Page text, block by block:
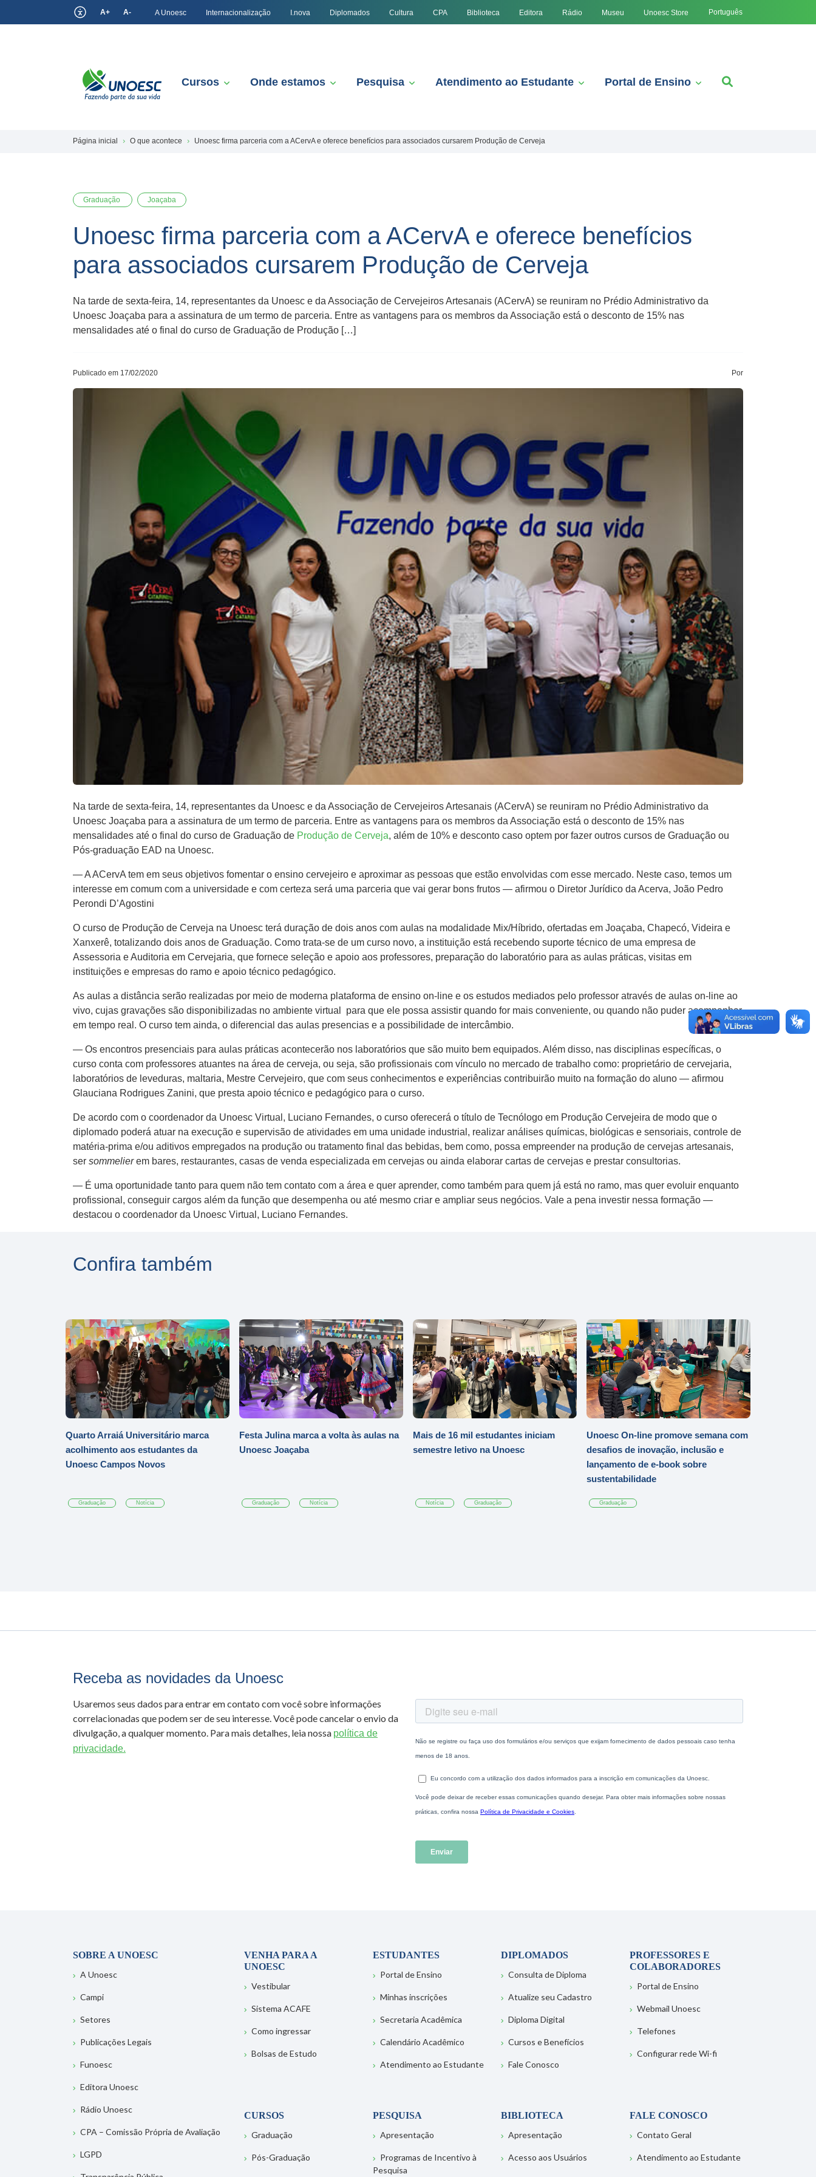
A+ A- A Unoesc Internacionalização I.nova Diplomados Cultura CPA Biblioteca Editora Rádio Museu Unoesc Store Português
Cursos Onde estamos Pesquisa Atendimento ao Estudante Portal de Ensino
Página inicial O que acontece Unoesc firma parceria com a ACervA e oferece benefícios para associados cursarem Produção de Cerveja
Graduação Joaçaba
Unoesc firma parceria com a ACervA e oferece benefícios
para associados cursarem Produção de Cerveja
Na tarde de sexta-feira, 14, representantes da Unoesc e da Associação de Cervejeiros Artesanais (ACervA) se reuniram no Prédio Administrativo da
Unoesc Joaçaba para a assinatura de um termo de parceria. Entre as vantagens para os membros da Associação está o desconto de 15% nas
mensalidades até o final do curso de Graduação de Produção […]
Publicado em 17/02/2020 Por
Na tarde de sexta-feira, 14, representantes da Unoesc e da Associação de Cervejeiros Artesanais (ACervA) se reuniram no Prédio Administrativo da
Unoesc Joaçaba para a assinatura de um termo de parceria. Entre as vantagens para os membros da Associação está o desconto de 15% nas
mensalidades até o final do curso de Graduação de Produção de Cerveja, além de 10% e desconto caso optem por fazer outros cursos de Graduação ou
Pós-graduação EAD na Unoesc.
— A ACervA tem em seus objetivos fomentar o ensino cervejeiro e aproximar as pessoas que estão envolvidas com esse mercado. Neste caso, temos um
interesse em comum com a universidade e com certeza será uma parceria que vai gerar bons frutos — afirmou o Diretor Jurídico da Acerva, João Pedro
Perondi D’Agostini
O curso de Produção de Cerveja na Unoesc terá duração de dois anos com aulas na modalidade Mix/Híbrido, ofertadas em Joaçaba, Chapecó, Videira e
Xanxerê, totalizando dois anos de Graduação. Como trata-se de um curso novo, a instituição está recebendo suporte técnico de uma empresa de
Assessoria e Auditoria em Cervejaria, que fornece seleção e apoio aos professores, preparação do laboratório para as aulas práticas, visitas em
instituições e empresas do ramo e apoio técnico pedagógico.
As aulas a distância serão realizadas por meio de moderna plataforma de ensino on-line e os estudos mediados pelo professor através de aulas on-line ao
vivo, cujas gravações são disponibilizadas no ambiente virtual para que ele possa assistir quando for mais conveniente, ou quando não puder acompanhar
em tempo real. O curso tem ainda, o diferencial das aulas presencias e a possibilidade de intercâmbio.
— Os encontros presenciais para aulas práticas acontecerão nos laboratórios que são muito bem equipados. Além disso, nas disciplinas específicas, o
curso conta com professores atuantes na área de cerveja, ou seja, são profissionais com vínculo no mercado de trabalho como: proprietário de cervejaria,
laboratórios de leveduras, maltaria, Mestre Cervejeiro, que com seus conhecimentos e experiências contribuirão muito na formação do aluno — afirmou
Glauciana Rodrigues Zanini, que presta apoio técnico e pedagógico para o curso.
De acordo com o coordenador da Unoesc Virtual, Luciano Fernandes, o curso oferecerá o título de Tecnólogo em Produção Cervejeira de modo que o
diplomado poderá atuar na execução e supervisão de atividades em uma unidade industrial, realizar análises químicas, biológicas e sensoriais, controle de
matéria-prima e/ou aditivos empregados na produção ou tratamento final das bebidas, bem como, possa empreender na produção de cervejas artesanais,
ser sommelierem bares, restaurantes, casas de venda especializada em cervejas ou ainda elaborar cartas de cervejas e prestar consultorias.
— É uma oportunidade tanto para quem não tem contato com a área e quer aprender, como também para quem já está no ramo, mas quer evoluir enquanto
profissional, conseguir cargos além da função que desempenha ou até mesmo criar e ampliar seus negócios. Vale a pena investir nessa formação —
destacou o coordenador da Unoesc Virtual, Luciano Fernandes.
Confira também
Quarto Arraiá Universitário marca
acolhimento aos estudantes da
Unoesc Campos Novos
Graduação Notícia
Festa Julina marca a volta às aulas na
Unoesc Joaçaba
Graduação Notícia
Mais de 16 mil estudantes iniciam
semestre letivo na Unoesc
Notícia Graduação
Unoesc On-line promove semana com
desafios de inovação, inclusão e
lançamento de e-book sobre
sustentabilidade
Graduação
Receba as novidades da Unoesc
Usaremos seus dados para entrar em contato com você sobre informações
correlacionadas que podem ser de seu interesse. Você pode cancelar o envio da
divulgação, a qualquer momento. Para mais detalhes, leia nossa política de
privacidade.
SOBRE A UNOESC
A Unoesc
Campi
Setores
Publicações Legais
Funoesc
Editora Unoesc
Rádio Unoesc
CPA – Comissão Própria de Avaliação
LGPD
VENHA PARA A
UNOESC
Vestibular
Sistema ACAFE
Como ingressar
Bolsas de Estudo
ESTUDANTES
Portal de Ensino
Minhas inscrições
Secretaria Acadêmica
Calendário Acadêmico
Atendimento ao Estudante
DIPLOMADOS
Consulta de Diploma
Atualize seu Cadastro
Diploma Digital
Cursos e Benefícios
Fale Conosco
PROFESSORES E
COLABORADORES
Portal de Ensino
Webmail Unoesc
Telefones
Configurar rede Wi-fi
CURSOS
Graduação
Pós-Graduação
PESQUISA
Apresentação
Programas de Incentivo à
Pesquisa
BIBLIOTECA
Apresentação
Acesso aos Usuários
FALE CONOSCO
Contato Geral
Atendimento ao Estudante